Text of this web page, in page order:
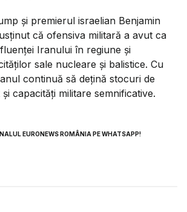
și premierul israelian Benjamin
că ofensiva militară a avut ca
Iranului în regiune și
sale nucleare și balistice. Cu
continuă să dețină stocuri de
capacități militare semnificative.
EURONEWS ROMÂNIA PE WHATSAPP!